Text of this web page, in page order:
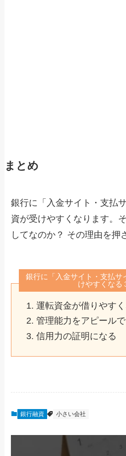
まとめ
銀行に「入金サイト・支払
資が受けやすくなります。
してなのか？ その理由を押
銀行に「入金サイト・支払サ
けやすくなる
運転資金が借りやす
管理能力をアピール
信用力の証明になる
銀行融資 小さい会社